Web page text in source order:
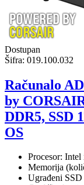
Dostupan
Šifra: 019.100.032
Računalo
by
DDR5, SSD
OS
Procesor: Intel
Memorija
Ugrađeni